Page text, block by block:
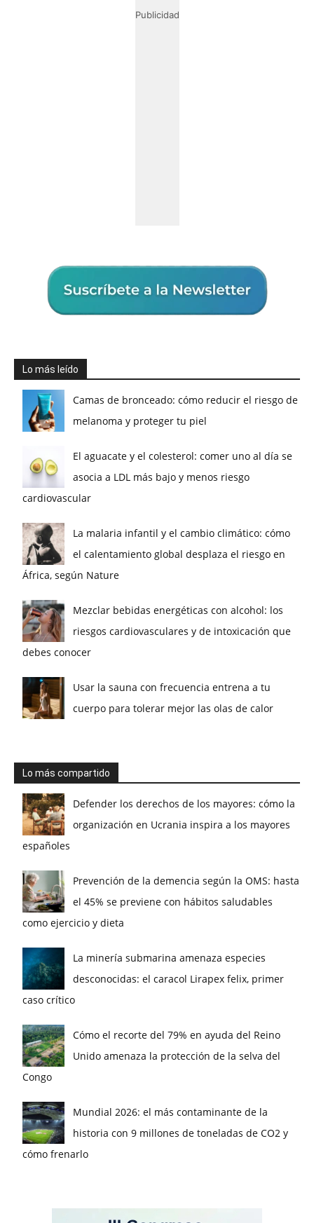
Publicidad
Lo más leído
Camas de bronceado: cómo reducir el riesgo de
melanoma y proteger tu piel
El aguacate y el colesterol: comer uno al día se
asocia a LDL más bajo y menos riesgo
cardiovascular
La malaria infantil y el cambio climático: cómo
el calentamiento global desplaza el riesgo en
África, según Nature
Mezclar bebidas energéticas con alcohol: los
riesgos cardiovasculares y de intoxicación que
debes conocer
Usar la sauna con frecuencia entrena a tu
cuerpo para tolerar mejor las olas de calor
Lo más compartido
Defender los derechos de los mayores: cómo la
organización en Ucrania inspira a los mayores
españoles
Prevención de la demencia según la OMS: hasta
el 45% se previene con hábitos saludables
como ejercicio y dieta
La minería submarina amenaza especies
desconocidas: el caracol Lirapex felix, primer
caso crítico
Cómo el recorte del 79% en ayuda del Reino
Unido amenaza la protección de la selva del
Congo
Mundial 2026: el más contaminante de la
historia con 9 millones de toneladas de CO2 y
cómo frenarlo